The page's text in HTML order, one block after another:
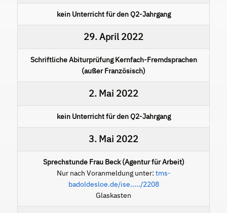
kein Unterricht für den Q2-Jahrgang
29. April 2022
Schriftliche Abiturprüfung Kernfach-Fremdsprachen
(außer Französisch)
2. Mai 2022
kein Unterricht für den Q2-Jahrgang
3. Mai 2022
Sprechstunde Frau Beck (Agentur für Arbeit)
Nur nach Voranmeldung unter: tms-
badoldesloe.de/ise...../2208
Glaskasten